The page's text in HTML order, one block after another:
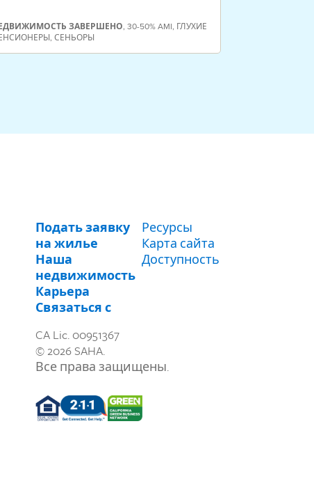
ЗАВЕРШЕНО,30-50% AMI, ГЛУХИЕ
,СЕНЬОРЫ
Подать заявку
на жилье
Наша
недвижимость
Карьера
Связаться с
Ресурсы
Карта сайта
Доступность
CA Lic. 00951367
© 2026 SAHA.
Все права защищены.